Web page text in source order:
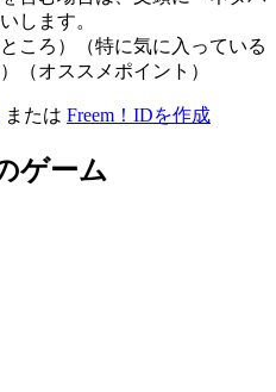
します。
ころ）（特に気に入っている
（オススメポイント）
または Freem！IDを作成
ゲーム